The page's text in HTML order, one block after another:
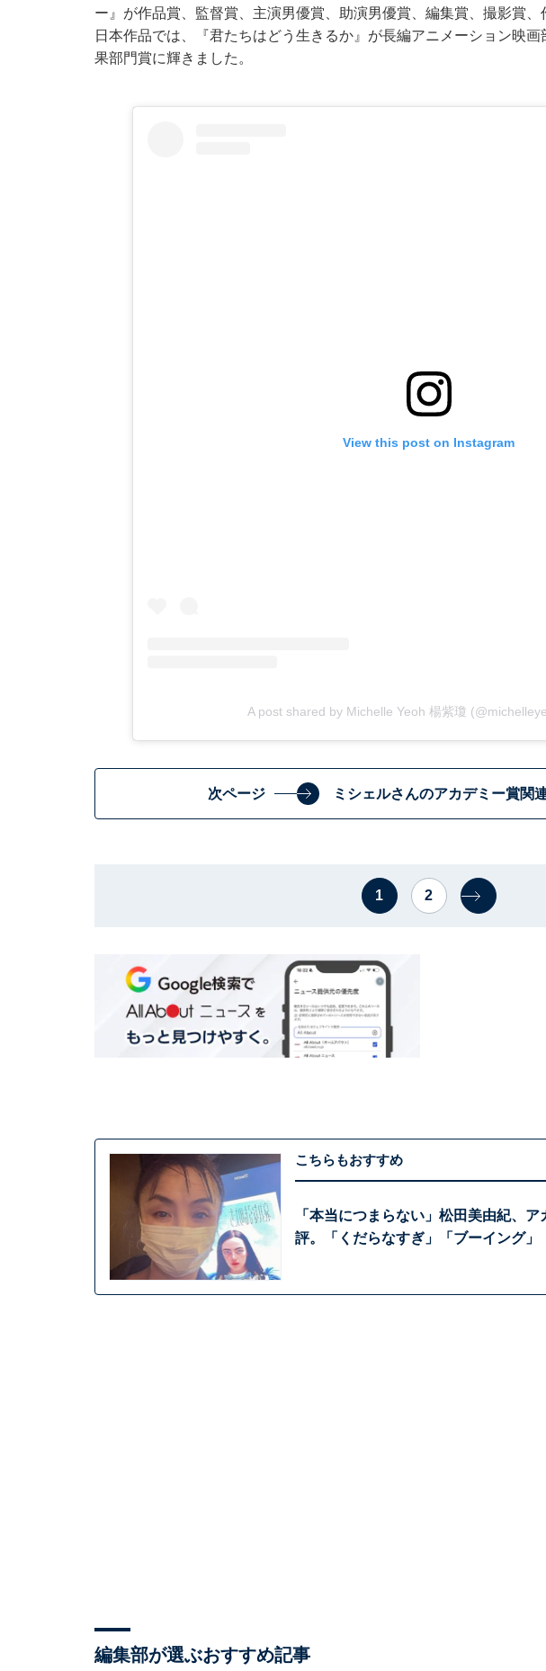
ー』が作品賞、監督賞、主演男優賞、助演男優賞、編集賞、撮影賞
日本作品では、『君たちはどう生きるか』が長編アニメーション映
果部門賞に輝きました。
View this post on Instagram
A post shared by Michelle Yeoh 楊紫瓊
次ページ ミシェルさんのアカデミー賞関
1 2
こちらもおすすめ
「本当につまらない」松田美由紀、
評。「くだらなすぎ」「ブーイング」
編集部が選ぶおすすめ記事